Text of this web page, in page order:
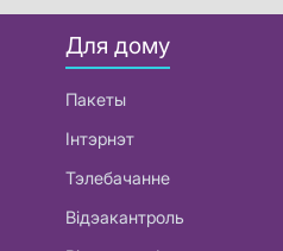
Для дому
Пакеты
Інтэрнэт
Тэлебачанне
Відэакантроль